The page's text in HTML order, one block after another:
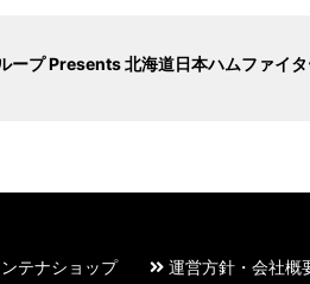
ープ Presents 北海道日本ハムファイ
テナショップ 運営方針・会社概